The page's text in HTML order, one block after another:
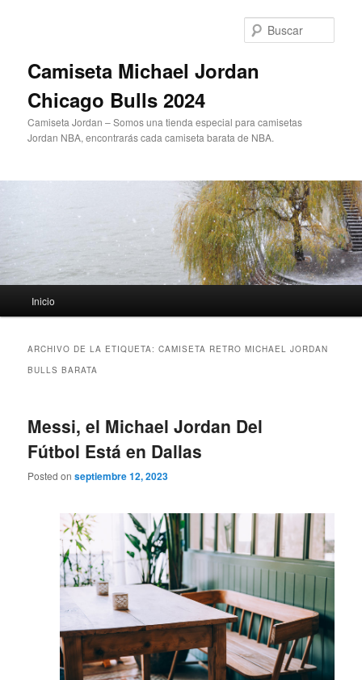
Camiseta Michael Jordan
Chicago Bulls 2024
Camiseta Jordan – Somos una tienda especial para camisetas
Jordan NBA, encontrarás cada camiseta barata de NBA.
principal
Inicio
ARCHIVO DE LA ETIQUETA:CAMISETA RETRO MICHAEL JORDAN
BULLS BARATA
Messi, el Michael Jordan Del
Fútbol Está en Dallas
Posted onseptiembre 12, 2023